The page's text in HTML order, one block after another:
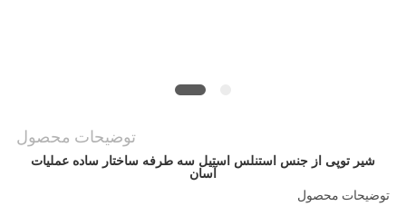
توضیحات محصول
شیر توپی از جنس استنلس استیل سه طرفه ساختار ساده عملیات
آسان
توضیحات محصول